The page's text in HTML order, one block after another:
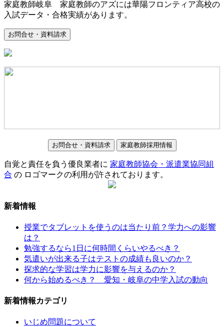
家庭教師岐阜 家庭教師のアズには華陽フロンティア高校の
入試データ・合格実績があります。
お問合せ・資料請求
お問合せ・資料請求 家庭教師採用情報
自覚と責任を負う優良業者に 家庭教師協会・派遣業協同組
合 の ロゴマークの利用が許されております。
新着情報
授業でタブレットを使うのは当たり前？学力への影響
は？
勉強するなら1日に何時間くらいやるべき？
気遣いが出来る子はテストの成績も良いのか？
探求的な学習は学力に影響を与えるのか？
何から始めるべき？ 愛知・岐阜の中学入試の動向
新着情報カテゴリ
いじめ問題について